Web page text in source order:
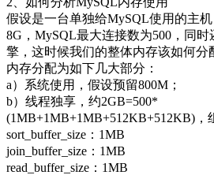
假设是一台单独给MySQL使用的主
8G，MySQL最大连接数为500，同时
擎，这时候我们的整体内存该如何分
内存分配为如下几大部分：
a）系统使用，假设预留800M；
b）线程独享，约2GB=500*
(1MB+1MB+1MB+512KB+512KB)，
sort_buffer_size：1MB
join_buffer_size：1MB
read_buffer_size：1MB